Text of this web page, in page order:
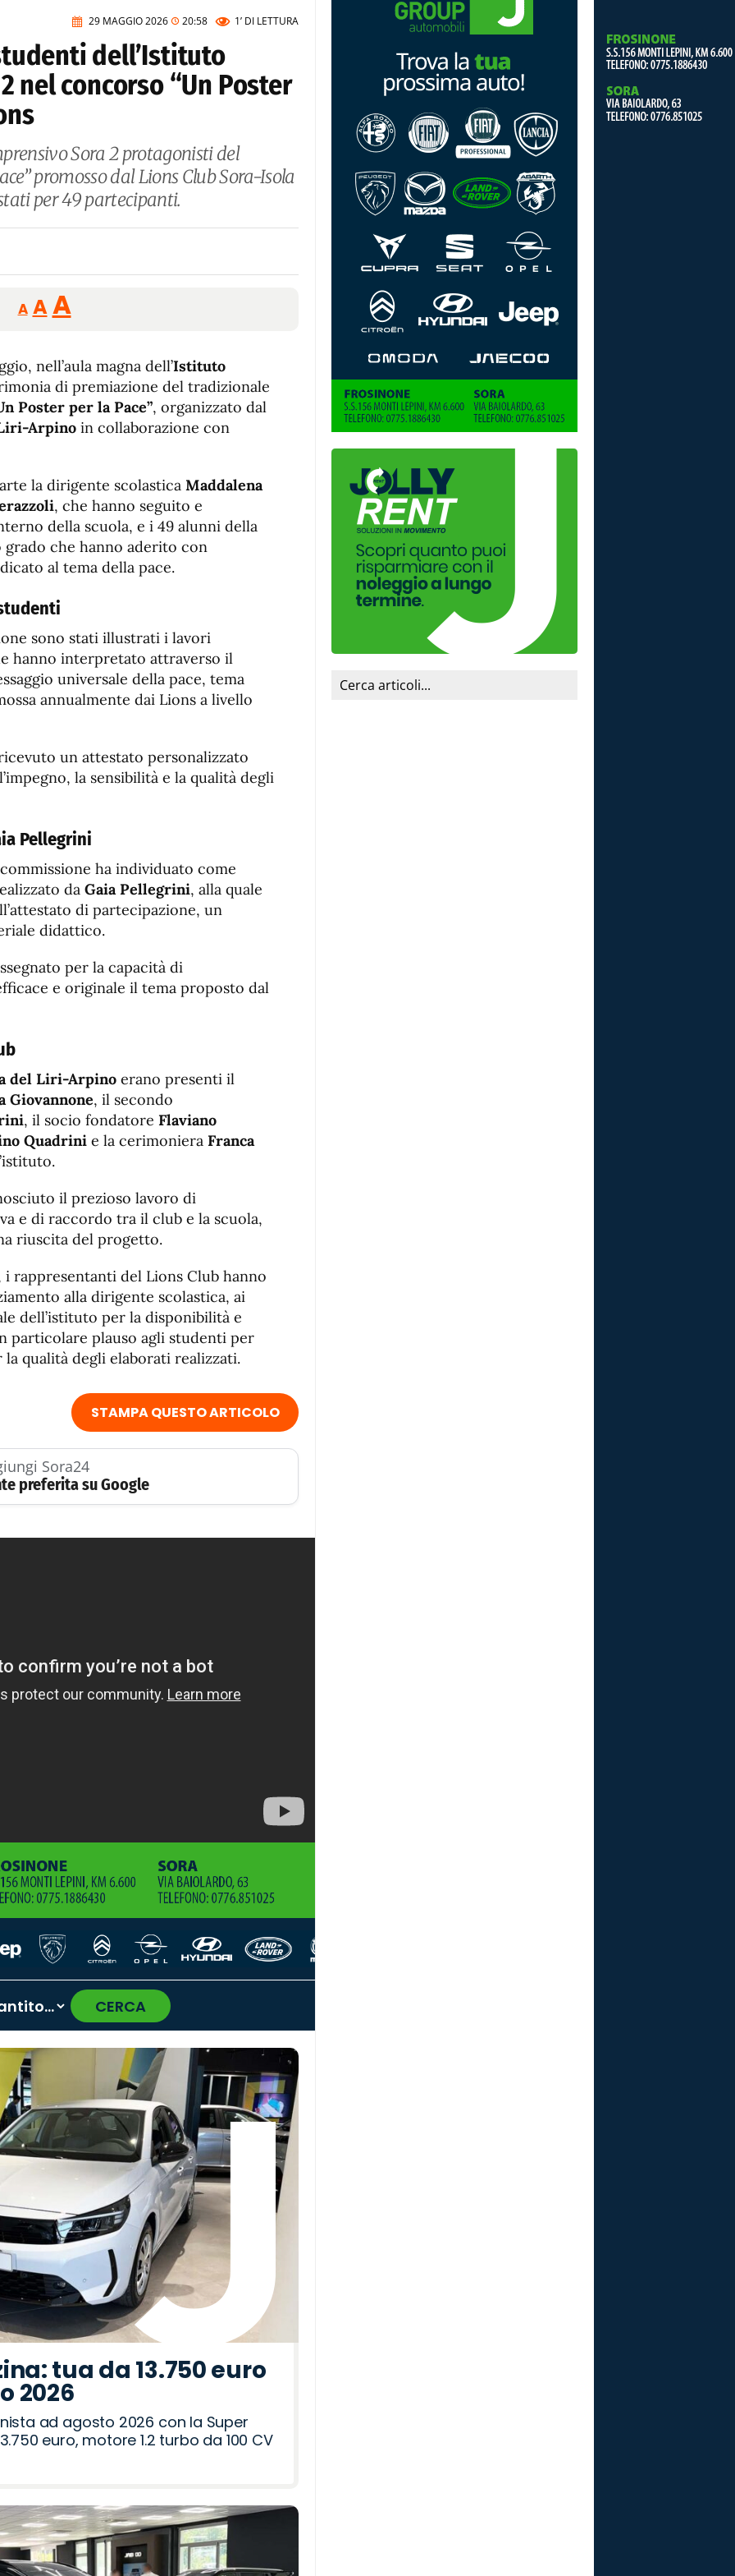
29 MAGGIO 2026 20:58 1’ DI LETTURA
dell’Istituto
nel concorso “Un Poster
Sora 2 protagonisti del
promosso dal Lions Club Sora-Isola
per 49 partecipanti.
A
Reducir
tamaño
A Restablecer
tamaño
de
fuente
AAumentar
de
fuente.
nell’aula magna dell’Istituto
di premiazione del tradizionale
Poster per la Pace”, organizzato dal
Arpino in collaborazione con
la dirigente scolastica Maddalena
, che hanno seguito e
della scuola, e i 49 alunni della
che hanno aderito con
al tema della pace.
sono stati illustrati i lavori
hanno interpretato attraverso il
universale della pace, tema
annualmente dai Lions a livello
un attestato personalizzato
la sensibilità e la qualità degli
Pellegrini
ha individuato come
da Gaia Pellegrini, alla quale
di partecipazione, un
didattico.
per la capacità di
e originale il tema proposto dal
del Liri-Arpino erano presenti il
Giovannone, il secondo
, il socio fondatore Flaviano
Quadrini e la cerimoniera Franca
il prezioso lavoro di
e di raccordo tra il club e la scuola,
riuscita del progetto.
rappresentanti del Lions Club hanno
alla dirigente scolastica, ai
dell’istituto per la disponibilità e
particolare plauso agli studenti per
qualità degli elaborati realizzati.
STAMPA QUESTO ARTICOLO
Sora24
preferita su Google
CERCA
›
tua da 13.750 euro
2026
ad agosto 2026 con la Super
euro, motore 1.2 turbo da 100 CV